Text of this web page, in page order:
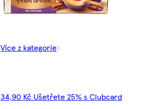
Více z kategorie
34,90 Kč Ušetřete 25% s Clubcard